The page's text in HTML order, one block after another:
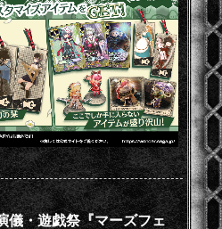
儀・遊戯祭『マーズフェ